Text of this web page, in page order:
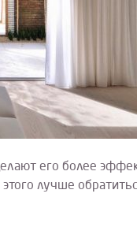
его более
лучше